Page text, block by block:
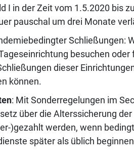
I in der Zeit vom 1.5.2020 bis
pauschal um drei Monate
Schließungen:
besuchen
dieser
können.
: Mit Sonderregelungen im
über die Alterssicherung
)gezahlt werden, wenn
später als üblich